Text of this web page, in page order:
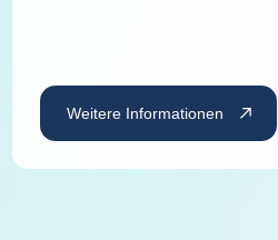
Weitere Informationen